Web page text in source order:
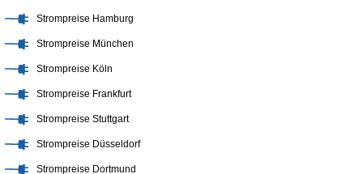
Strompreise Hamburg
Strompreise München
Strompreise Köln
Strompreise Frankfurt
Strompreise Stuttgart
Strompreise Düsseldorf
Strompreise Dortmund